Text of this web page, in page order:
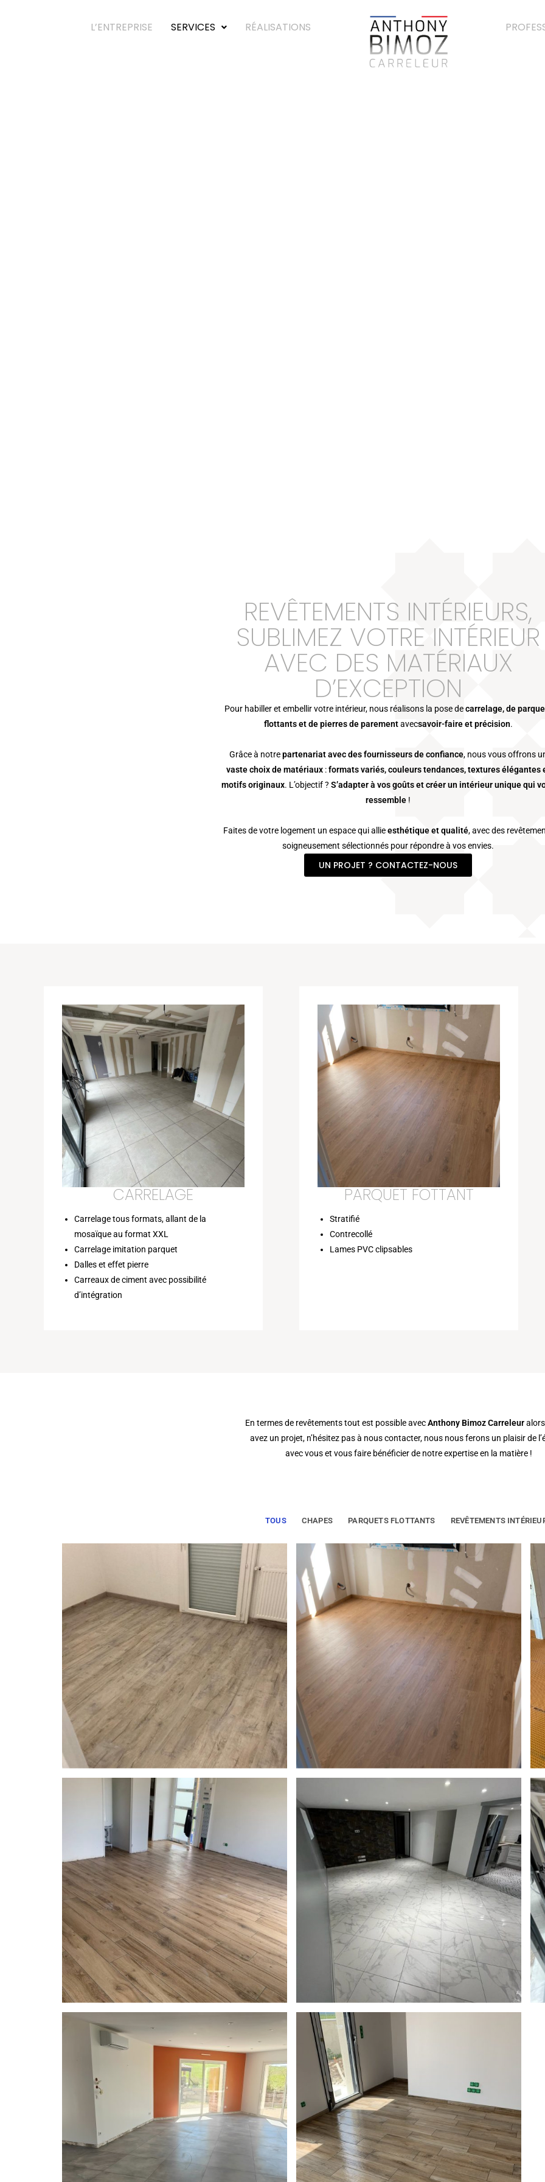
L’ENTREPRISE SERVICES RÉALISATIONS
REVÊTEMENTS INTÉRIEURS,
SUBLIMEZ VOTRE INTÉRIEUR
AVEC DES MATÉRIAUX
D’EXCEPTION
Pour habiller et embellir votre intérieur, nous réalisons la pose decarrelage, de
flottants et de pierres de parementavecsavoir-faire et précision.
Grâce à notrepartenariat avec des fournisseurs de confiance, nous vous offrons
vaste choix de matériaux:formats variés, couleurs tendances, textures élégantes
motifs originaux. L’objectif ? S’adapter à vos goûts et créer un intérieur unique qui
ressemble !
Faites de votre logement un espace qui allieesthétique et qualité, avec des
soigneusement sélectionnés pour répondre à vos envies.
UN PROJET ? CONTACTEZ-NOUS
CARRELAGE
Carrelage tous formats, allant de la
mosaïque au format XXL
Carrelage imitation parquet
Dalles et effet pierre
Carreaux de ciment avec possibilité
d’intégration
PARQUET FOTTANT
Stratifié
Contrecollé
Lames PVC clipsables
En termes de revêtements tout est possible avecAnthony Bimoz Carreleuralors
avez un projet, n’hésitez pas à nous contacter, nous nous ferons un plaisir de
avec vous et vous faire bénéficier de notre expertise en la matière !
TOUS CHAPES PARQUETS FLOTTANTS REVÊTEMENTS